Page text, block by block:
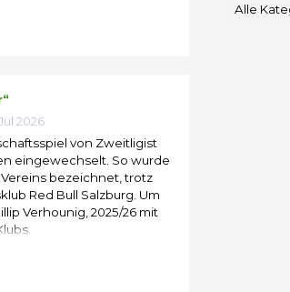
2026
von Zweitligist
eingewechselt. So wurde
bezeichnet, trotz
Red Bull Salzburg. Um
Verhounig, 2025/26 mit
Alle